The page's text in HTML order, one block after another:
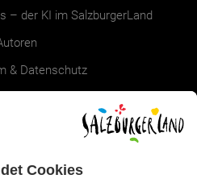
– der KI im SalzburgerLand
& Datenschutz